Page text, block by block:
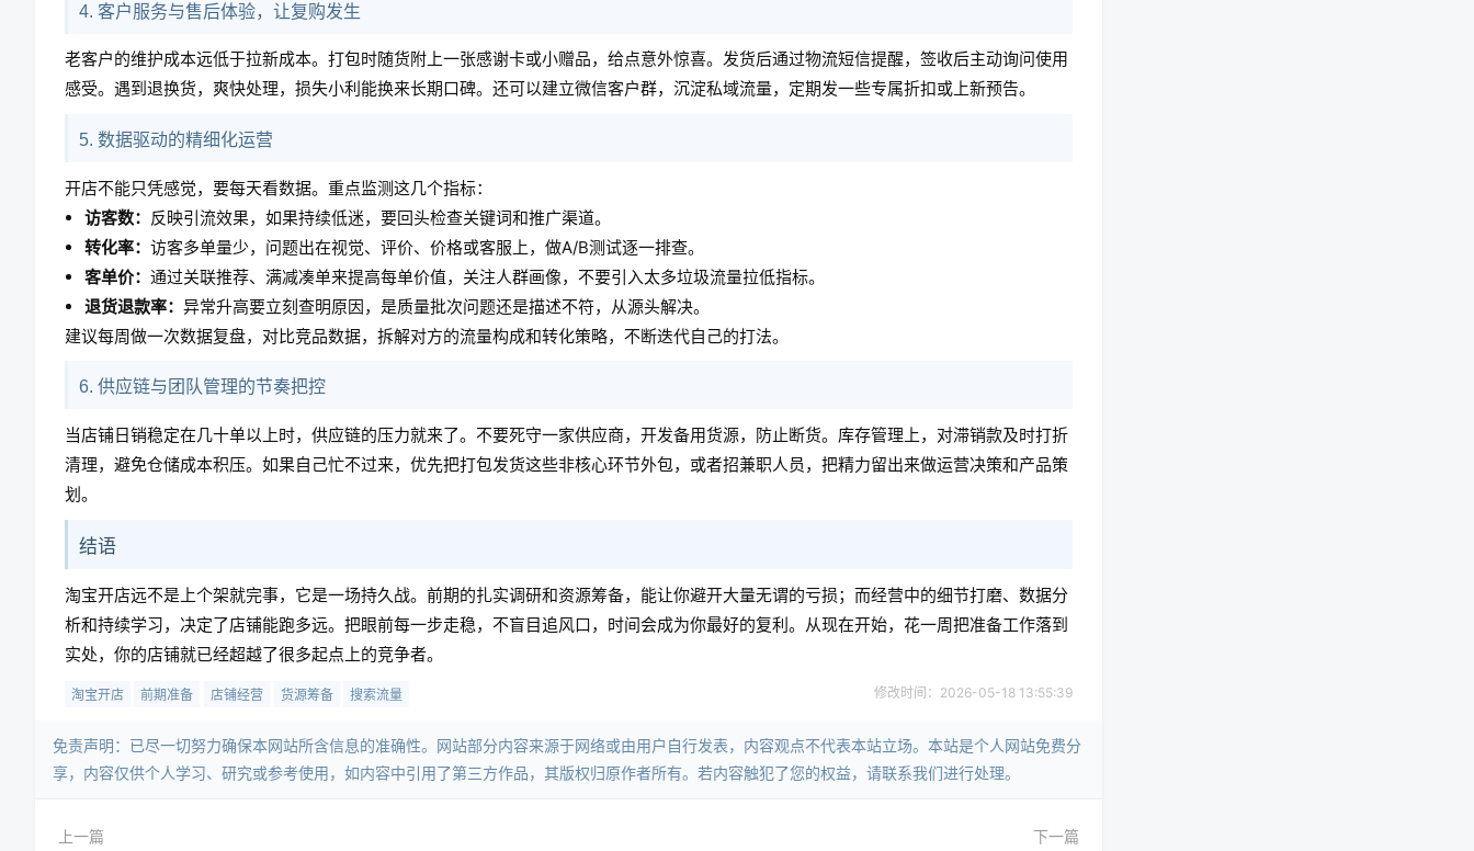
4. 客户服务与售后体验，让复购发生
老客户的维护成本远低于拉新成本。打包时随货附上一张感谢卡或小赠品，给点意外惊喜。发货后通过物流短信提醒，签收后主动询问使用
感受。遇到退换货，爽快处理，损失小利能换来长期口碑。还可以建立微信客户群，沉淀私域流量，定期发一些专属折扣或上新预告。
5. 数据驱动的精细化运营
开店不能只凭感觉，要每天看数据。重点监测这几个指标：
访客数： 反映引流效果，如果持续低迷，要回头检查关键词和推广渠道。
转化率： 访客多单量少，问题出在视觉、评价、价格或客服上，做A/B测试逐一排查。
客单价： 通过关联推荐、满减凑单来提高每单价值，关注人群画像，不要引入太多垃圾流量拉低指标。
退货退款率： 异常升高要立刻查明原因，是质量批次问题还是描述不符，从源头解决。
建议每周做一次数据复盘，对比竞品数据，拆解对方的流量构成和转化策略，不断迭代自己的打法。
6. 供应链与团队管理的节奏把控
当店铺日销稳定在几十单以上时，供应链的压力就来了。不要死守一家供应商，开发备用货源，防止断货。库存管理上，对滞销款及时打折
清理，避免仓储成本积压。如果自己忙不过来，优先把打包发货这些非核心环节外包，或者招兼职人员，把精力留出来做运营决策和产品策
划。
结语
淘宝开店远不是上个架就完事，它是一场持久战。前期的扎实调研和资源筹备，能让你避开大量无谓的亏损；而经营中的细节打磨、数据分
析和持续学习，决定了店铺能跑多远。把眼前每一步走稳，不盲目追风口，时间会成为你最好的复利。从现在开始，花一周把准备工作落到
实处，你的店铺就已经超越了很多起点上的竞争者。
淘宝开店 前期准备 店铺经营 货源筹备 搜索流量 修改时间：2026-05-18 13:55:39
免责声明：已尽一切努力确保本网站所含信息的准确性。网站部分内容来源于网络或由用户自行发表，内容观点不代表本站立场。本站是个人网站免费分
享，内容仅供个人学习、研究或参考使用，如内容中引用了第三方作品，其版权归原作者所有。若内容触犯了您的权益，请联系我们进行处理。
上一篇 下一篇